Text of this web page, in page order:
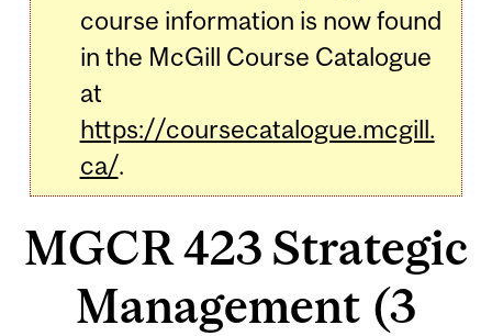
course information is now found
in the McGill Course Catalogue
at
https://coursecatalogue.mcgill.
ca/.
MGCR 423 Strategic
Management (3